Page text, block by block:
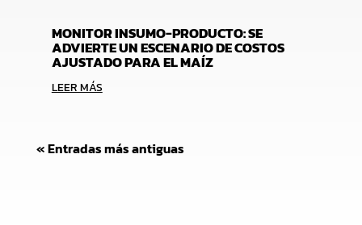
MONITOR INSUMO-PRODUCTO: SE
ADVIERTE UN ESCENARIO DE COSTOS
AJUSTADO PARA EL MAÍZ
LEER MÁS
« Entradas más antiguas